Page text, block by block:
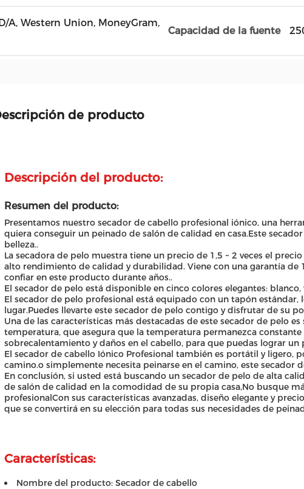
D/A, Western Union, MoneyGram,
Capacidad de la fuente
de producto
Descripción del producto:
Resumen del producto:
Presentamos nuestro secador de cabello profesional iónico, una
quiera conseguir un peinado de salón de calidad en casa.Este
belleza..
La secadora de pelo muestra tiene un precio de 1,5 ~ 2 veces el
alto rendimiento de calidad y durabilidad. Viene con una garantía
confiar en este producto durante años..
El secador de pelo está disponible en cinco colores elegantes:
El secador de pelo profesional está equipado con un tapón estándar,
lugar.Puedes llevarte este secador de pelo contigo y disfrutar de su
Una de las características más destacadas de este secador de pelo
temperatura, que asegura que la temperatura permanezca constante
sobrecalentamiento y daños en el cabello, para que puedas lograr un
El secador de cabello Iónico Profesional también es portátil y ligero,
camino.o simplemente necesita peinarse en el camino, este secador
En conclusión, si usted está buscando un secador de pelo de alta
de salón de calidad en la comodidad de su propia casa,No busque
profesionalCon sus características avanzadas, diseño elegante y
que se convertirá en su elección para todas sus necesidades de
Características:
Nombre del producto: Secador de cabello